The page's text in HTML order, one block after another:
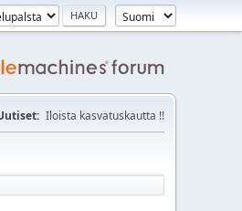
Iloista kasvatuskautta !!